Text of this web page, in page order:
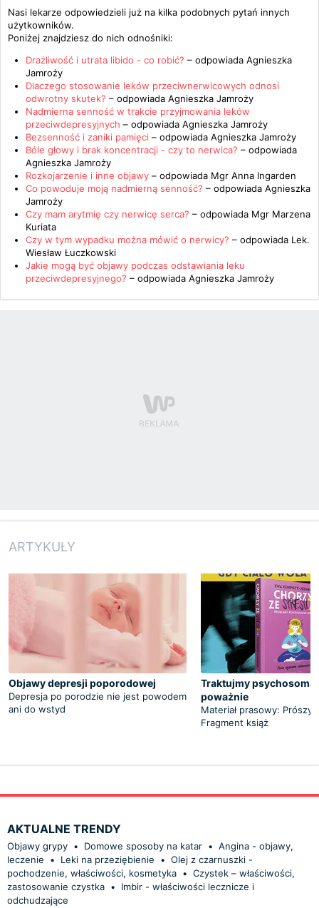
Nasi lekarze odpowiedzieli już na kilka podobnych pytań innych
użytkowników.
Poniżej znajdziesz do nich odnośniki:
Drażliwość i utrata libido - co robić? – odpowiada Agnieszka
Jamroży
Dlaczego stosowanie leków przeciwnerwicowych odnosi
odwrotny skutek? – odpowiada Agnieszka Jamroży
Nadmierna senność w trakcie przyjmowania leków
przeciwdepresyjnych – odpowiada Agnieszka Jamroży
Bezsenność i zaniki pamięci – odpowiada Agnieszka Jamroży
Bóle głowy i brak koncentracji - czy to nerwica? – odpowiada
Agnieszka Jamroży
Rozkojarzenie i inne objawy – odpowiada Mgr Anna Ingarden
Co powoduje moją nadmierną senność? – odpowiada Agnieszka
Jamroży
Czy mam arytmię czy nerwicę serca? – odpowiada Mgr Marzena
Kuriata
Czy w tym wypadku można mówić o nerwicy? – odpowiada Lek.
Wiesław Łuczkowski
Jakie mogą być objawy podczas odstawiania leku
przeciwdepresyjnego? – odpowiada Agnieszka Jamroży
ARTYKUŁY
Objawy depresji poporodowej
Depresja po porodzie nie jest powodem
ani do wstyd
Traktujmy
poważnie
Materiał prasowy:
Fragment książ
AKTUALNE TRENDY
Objawy grypy • Domowe sposoby na katar • Angina - objawy,
leczenie
• Leki na przeziębienie • Olej z czarnuszki -
pochodzenie, właściwości, kosmetyka • Czystek – właściwości,
zastosowanie czystka •
Imbir - właściwości lecznicze i
odchudzające